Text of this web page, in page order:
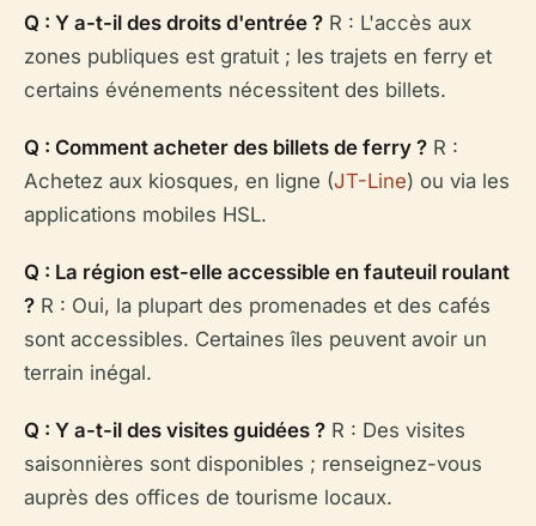
Q : Y a-t-il des droits d'entrée ? R : L'accès aux
zones publiques est gratuit ; les trajets en ferry et
certains événements nécessitent des billets.
Q : Comment acheter des billets de ferry ? R :
Achetez aux kiosques, en ligne (JT-Line) ou via les
applications mobiles HSL.
Q : La région est-elle accessible en fauteuil roulant
? R : Oui, la plupart des promenades et des cafés
sont accessibles. Certaines îles peuvent avoir un
terrain inégal.
Q : Y a-t-il des visites guidées ? R : Des visites
saisonnières sont disponibles ; renseignez-vous
auprès des offices de tourisme locaux.